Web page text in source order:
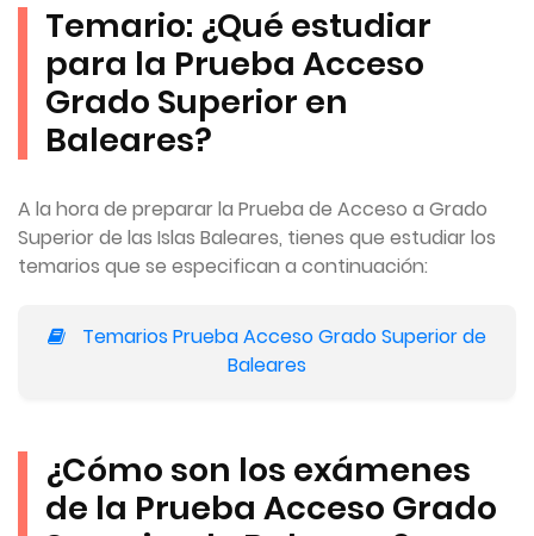
Temario: ¿Qué estudiar
para la Prueba Acceso
Grado Superior en
Baleares?
A la hora de preparar la Prueba de Acceso a Grado
Superior de las Islas Baleares, tienes que estudiar los
temarios que se especifican a continuación:
Temarios Prueba Acceso Grado Superior de
Baleares
¿Cómo son los exámenes
de la Prueba Acceso Grado